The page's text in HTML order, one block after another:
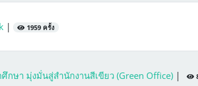
| 1959 ครั้ง
กษา มุ่งมั่นสู่สำนักงานสีเขียว (Green Office) |